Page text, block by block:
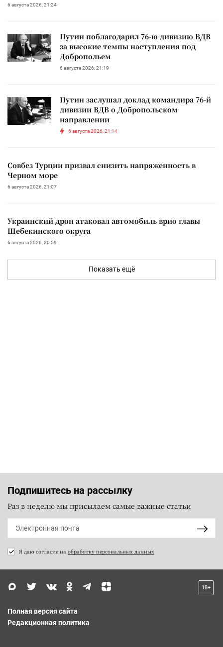
6 августа 2026, 21:24
Путин поблагодарил 76-ю дивизию ВДВ
за высокие темпы наступления под
Добропольем
6 августа 2026, 21:19
Путин заслушал доклад командира 76-й
дивизии ВДВ о Добропольском
направлении
6 августа 2026, 21:14
Совбез Турции призвал снизить напряженность в
Черном море
6 августа 2026, 21:07
Украинский дрон атаковал автомобиль врио главы
Шебекинского округа
6 августа 2026, 20:59
Показать ещё
Подпишитесь на рассылку
Раз в неделю мы присылаем самые важные статьи
Я даю согласие на обработку персональных данных
18+
Полная версия сайта
Редакционная политика